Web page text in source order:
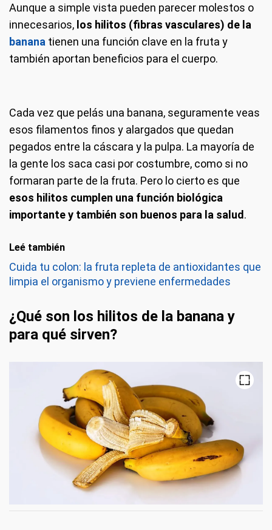
Aunque a simple vista pueden parecer molestos o
innecesarios, los hilitos (fibras vasculares) de la
banana tienen una función clave en la fruta y
también aportan beneficios para el cuerpo.
Cada vez que pelás una banana, seguramente veas
esos filamentos finos y alargados que quedan
pegados entre la cáscara y la pulpa. La mayoría de
la gente los saca casi por costumbre, como si no
formaran parte de la fruta. Pero lo cierto es que
esos hilitos cumplen una función biológica
importante y también son buenos para la salud.
Leé también
Cuida tu colon: la fruta repleta de antioxidantes que
limpia el organismo y previene enfermedades
¿Qué son los hilitos de la banana y
para qué sirven?